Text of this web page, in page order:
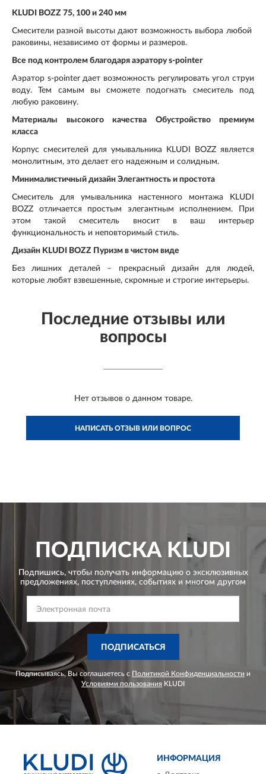
KLUDI BOZZ 75, 100 и 240 мм
Смесители разной высоты дают возможность выбора любой ​​
раковины, независимо от формы и размеров.
Все под контролем благодаря аэратору s-pointer
Аэратор s-pointer дает возможность регулировать угол струи
воду. Тем самым вы сможете подогнать смеситель под
любую раковину.
Материалы высокого качества Обустройство премиум
класса
Корпус смесителей для умывальника KLUDI BOZZ является
монолитным, это делает его надежным и солидным.
Минималистичный дизайн Элегантность и простота
Смеситель для умывальника настенного монтажа KLUDI
BOZZ отличается простым элегантным исполнением. При
этом такой смеситель вносит в ваш интерьер
функциональность и неповторимый стиль.
Дизайн KLUDI BOZZ Пуризм в чистом виде
Без лишних деталей – прекрасный дизайн для людей,
которые любят взвешенные, скромные и строгие интерьеры.
Последние отзывы или
вопросы
Нет отзывов о данном товаре.
НАПИСАТЬ ОТЗЫВ ИЛИ ВОПРОС
ПОДПИСКА KLUDI
Подпишись, чтобы получать информацию о эксклюзивных
предложениях, поступлениях, событиях и многом другом
ПОДПИСАТЬСЯ
Подписываясь, Вы соглашаетесь с Политикой Конфиденциальности и
Условиями пользования KLUDI
ИНФОРМАЦИЯ